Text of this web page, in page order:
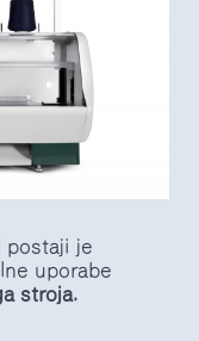
postaji je
uporabe
stroja.